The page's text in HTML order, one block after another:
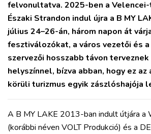
felvonultatva. 2025-ben a
Északi Strandon indul újra a B MY
július 24–26-án, három napon át
fesztiválozókat, a város vezetői és
szervezői hosszabb távon terveznek
helyszínnel, bízva abban, hogy ez
körüli turizmus egyik zászlóshajója
A B MY LAKE 2013-ban indult útjára a
(korábbi néven VOLT Produkció) és a